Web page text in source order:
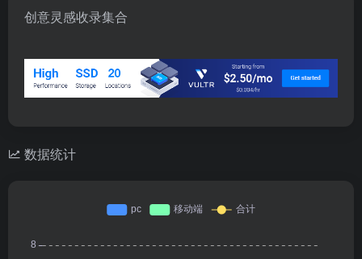
创意灵感收录集合
数据统计